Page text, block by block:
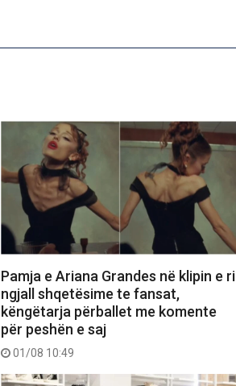
Pamja e Ariana Grandes në klipin e ri
ngjall shqetësime te fansat,
këngëtarja përballet me komente
për peshën e saj
01/08 10:49